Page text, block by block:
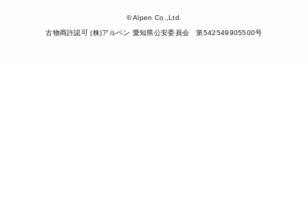
© Alpen Co.,Ltd.
古物商許認可 (株)アルペン 愛知県公安委員会 第542549905500号